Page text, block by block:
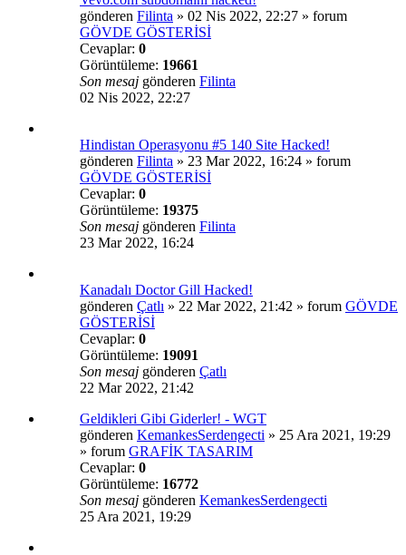
gönderen Filinta » 02 Nis 2022, 22:27 » forum
GÖVDE GÖSTERİSİ
Cevaplar: 0
Görüntüleme: 19661
Son mesaj gönderen Filinta
02 Nis 2022, 22:27
Hindistan Operasyonu #5 140 Site Hacked!
gönderen Filinta » 23 Mar 2022, 16:24 » forum
GÖVDE GÖSTERİSİ
Cevaplar: 0
Görüntüleme: 19375
Son mesaj gönderen Filinta
23 Mar 2022, 16:24
Kanadalı Doctor Gill Hacked!
gönderen Çatlı » 22 Mar 2022, 21:42 » forum GÖVDE
GÖSTERİSİ
Cevaplar: 0
Görüntüleme: 19091
Son mesaj gönderen Çatlı
22 Mar 2022, 21:42
Geldikleri Gibi Giderler! - WGT
gönderen KemankesSerdengecti » 25 Ara 2021, 19:29
» forum GRAFİK TASARIM
Cevaplar: 0
Görüntüleme: 16772
Son mesaj gönderen KemankesSerdengecti
25 Ara 2021, 19:29